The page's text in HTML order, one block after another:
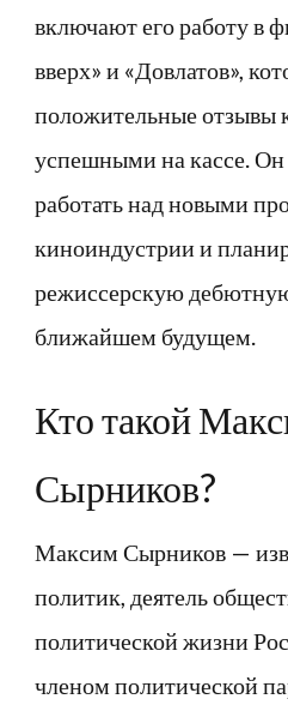
включают его работу в
вверх» и «Довлатов»,
положительные отзывы
успешными на кассе.
работать над новыми
киноиндустрии и
режиссерскую
ближайшем будущем.
Кто такой
Сырников?
Максим Сырников —
политик, деятель
политической жизни
членом политической